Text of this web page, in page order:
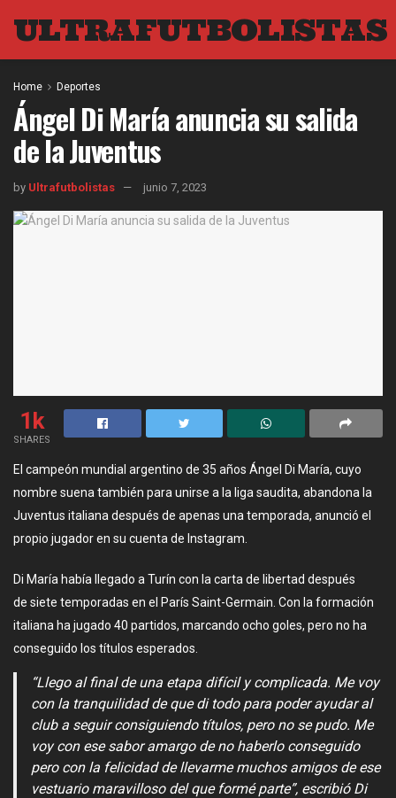
ULTRAFUTBOLISTAS
Home Deportes
Ángel Di María anuncia su salida
de la Juventus
by Ultrafutbolistas junio 7, 2023
1k
SHARES
El campeón mundial argentino de 35 años Ángel Di María, cuyo
nombre suena también para unirse a la liga saudita, abandona la
Juventus italiana después de apenas una temporada, anunció el
propio jugador en su cuenta de Instagram.
Di María había llegado a Turín con la carta de libertad después
de siete temporadas en el París Saint-Germain. Con la formación
italiana ha jugado 40 partidos, marcando ocho goles, pero no ha
conseguido los títulos esperados.
“Llego al final de una etapa difícil y complicada. Me voy
con la tranquilidad de que di todo para poder ayudar al
club a seguir consiguiendo títulos, pero no se pudo. Me
voy con ese sabor amargo de no haberlo conseguido
pero con la felicidad de llevarme muchos amigos de ese
vestuario maravilloso del que formé parte”, escribió Di